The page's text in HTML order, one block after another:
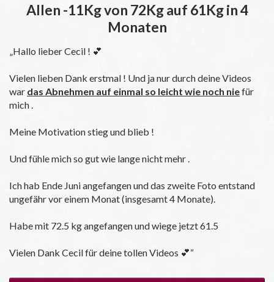
Allen -11Kg von 72Kg auf 61Kg in 4
Monaten
„Hallo lieber Cecil ! 💕
Vielen lieben Dank erstmal ! Und ja nur durch deine Videos
war das Abnehmen auf einmal so leicht wie noch niefür
mich .
Meine Motivation stieg und blieb !
Und fühle mich so gut wie lange nicht mehr .
Ich hab Ende Juni angefangen und das zweite Foto entstand
ungefähr vor einem Monat (insgesamt 4 Monate).
Habe mit 72.5 kg angefangen und wiege jetzt 61.5
Vielen Dank Cecil für deine tollen Videos 💕“